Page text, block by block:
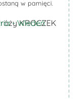
w pamięci.
KROCZEK